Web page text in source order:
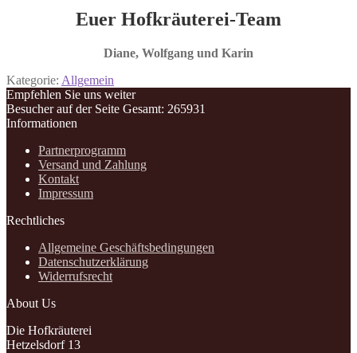
Euer Hofkräuterei-Team
Diane, Wolfgang und Karin
Kategorie: Allgemein
Empfehlen Sie uns weiter
Besucher auf der Seite Gesamt: 265931
Informationen
Partnerprogramm
Versand und Zahlung
Kontakt
Impressum
Rechtliches
Allgemeine Geschäftsbedingungen
Datenschutzerklärung
Widerrufsrecht
About Us
Die Hofkräuterei
Hetzelsdorf 13